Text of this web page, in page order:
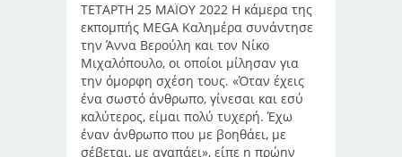
ΤΕΤΑΡΤΗ 25 ΜΑΪΟΥ 2022 Η κάμερα της
εκπομπής MEGA Καλημέρα συνάντησε
την Άννα Βερούλη και τον Νίκο
Μιχαλόπουλο, οι οποίοι μίλησαν για
την όμορφη σχέση τους. «Όταν έχεις
ένα σωστό άνθρωπο, γίνεσαι και εσύ
καλύτερος, είμαι πολύ τυχερή. Έχω
έναν άνθρωπο που με βοηθάει, με
σέβεται, με αγαπάει», είπε η πρώην